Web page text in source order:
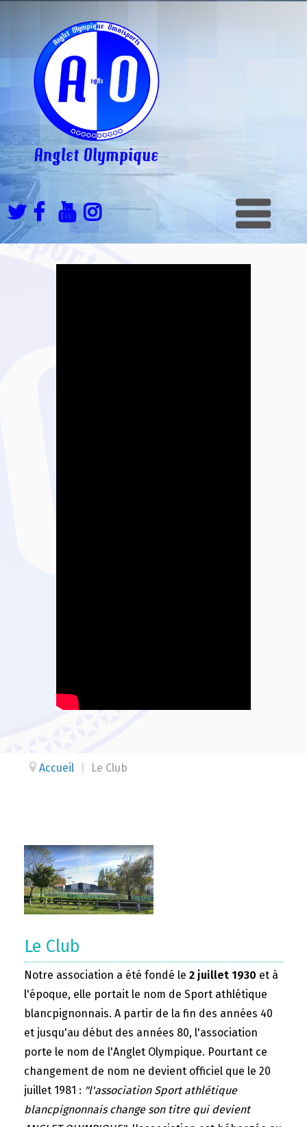
Accueil Le Club
Le Club
Notre association a été fondé le 2 juillet 1930 et à
l'époque, elle portait le nom de Sport athlétique
blancpignonnais. A partir de la fin des années 40
et jusqu'au début des années 80, l'association
porte le nom de l'Anglet Olympique. Pourtant ce
changement de nom ne devient officiel que le 20
juillet 1981 : "l'association Sport athlétique
blancpignonnais change son titre qui devient